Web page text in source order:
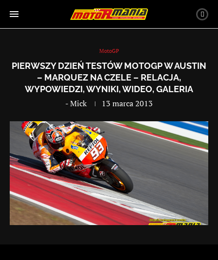
MotoGP
PIERWSZY DZIEŃ TESTÓW MOTOGP W AUSTIN
– MARQUEZ NA CZELE – RELACJA,
WYPOWIEDZI, WYNIKI, WIDEO, GALERIA
-Mick 13 marca 2013